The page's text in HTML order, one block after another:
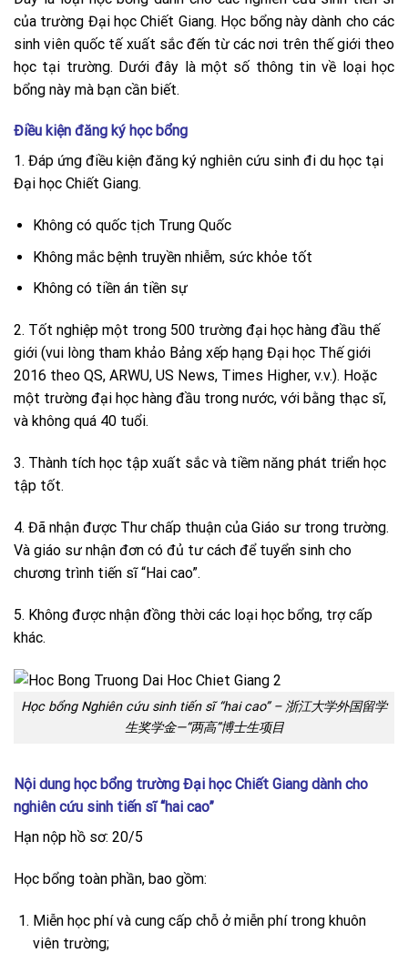
của trường Đại học Chiết Giang. Học bổng này dành cho các
sinh viên quốc tế xuất sắc đến từ các nơi trên thế giới theo
học tại trường. Dưới đây là một số thông tin về loại học
bổng này mà bạn cần biết.
Điều kiện đăng ký học bổng
1. Đáp ứng điều kiện đăng ký nghiên cứu sinh đi du học tại
Đại học Chiết Giang.
Không có quốc tịch Trung Quốc
Không mắc bệnh truyền nhiễm, sức khỏe tốt
Không có tiền án tiền sự
2. Tốt nghiệp một trong 500 trường đại học hàng đầu thế
giới (vui lòng tham khảo Bảng xếp hạng Đại học Thế giới
2016 theo QS, ARWU, US News, Times Higher, v.v.). Hoặc
một trường đại học hàng đầu trong nước, với bằng thạc sĩ,
và không quá 40 tuổi.
3. Thành tích học tập xuất sắc và tiềm năng phát triển học
tập tốt.
4. Đã nhận được Thư chấp thuận của Giáo sư trong trường.
Và giáo sư nhận đơn có đủ tư cách để tuyển sinh cho
chương trình tiến sĩ “Hai cao”.
5. Không được nhận đồng thời các loại học bổng, trợ cấp
khác.
Học bổng Nghiên cứu sinh tiến sĩ “hai cao” – 浙江大学外国留学
生奖学金—“两高”博士生项目
Nội dung học bổng trường Đại học Chiết Giang dành cho
nghiên cứu sinh tiến sĩ “hai cao”
Hạn nộp hồ sơ: 20/5
Học bổng toàn phần, bao gồm:
Miễn học phí và cung cấp chỗ ở miễn phí trong khuôn
viên trường;